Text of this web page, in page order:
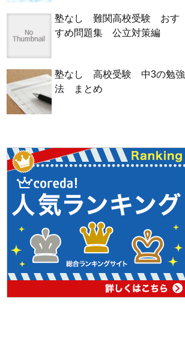
塾なし 難関高校受験 おす
すめ問題集 公立対策編
塾なし 高校受験 中3の勉強
法 まとめ